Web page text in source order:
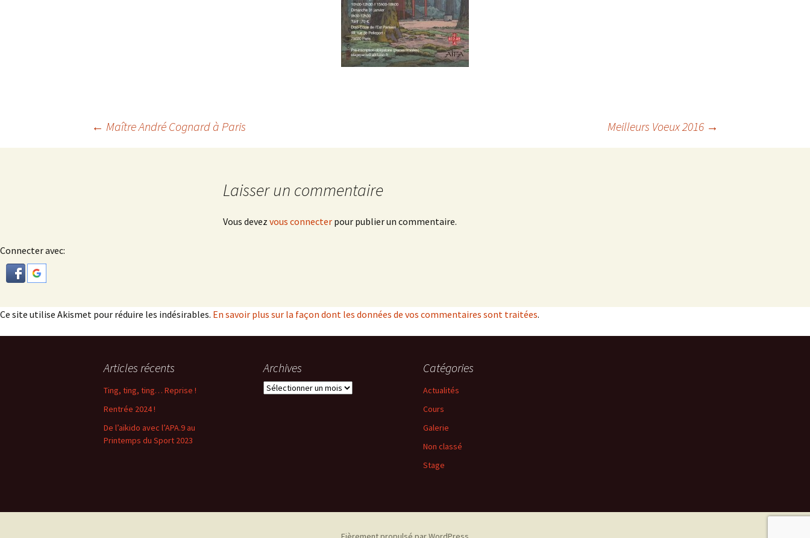
Navigation
← Maître André Cognard à Paris Meilleurs Voeux 2016 →
Laisser un commentaire
Vous devez vous connecter pour publier un commentaire.
Connecter avec:
Ce site utilise Akismet pour réduire les indésirables. En savoir plus sur la façon dont les données de vos commentaires sont traitées.
Articles récents
Ting, ting, ting… Reprise !
Rentrée 2024 !
De l’aïkido avec l’APA.9 au
Printemps du Sport 2023
Archives
Archives
Catégories
Actualités
Cours
Galerie
Non classé
Stage